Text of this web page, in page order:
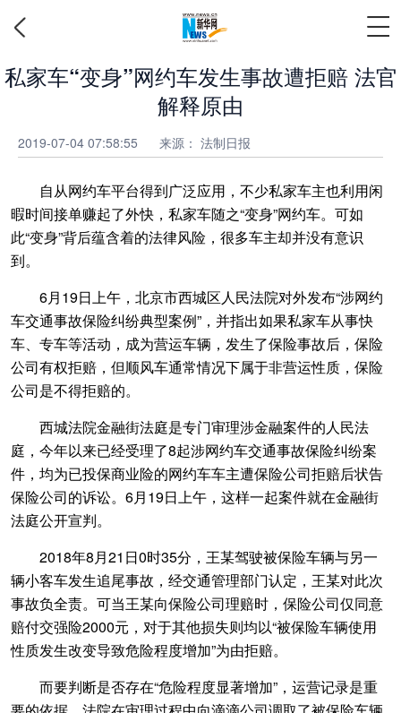
私家车“变身”网约车发生事故遭拒赔 法官
解释原由
2019-07-04 07:58:55 来源： 法制日报
自从网约车平台得到广泛应用，不少私家车主也利用闲
暇时间接单赚起了外快，私家车随之“变身”网约车。可如
此“变身”背后蕴含着的法律风险，很多车主却并没有意识
到。
6月19日上午，北京市西城区人民法院对外发布“涉网约
车交通事故保险纠纷典型案例”，并指出如果私家车从事快
车、专车等活动，成为营运车辆，发生了保险事故后，保险
公司有权拒赔，但顺风车通常情况下属于非营运性质，保险
公司是不得拒赔的。
西城法院金融街法庭是专门审理涉金融案件的人民法
庭，今年以来已经受理了8起涉网约车交通事故保险纠纷案
件，均为已投保商业险的网约车车主遭保险公司拒赔后状告
保险公司的诉讼。6月19日上午，这样一起案件就在金融街
法庭公开宣判。
2018年8月21日0时35分，王某驾驶被保险车辆与另一
辆小客车发生追尾事故，经交通管理部门认定，王某对此次
事故负全责。可当王某向保险公司理赔时，保险公司仅同意
赔付交强险2000元，对于其他损失则均以“被保险车辆使用
性质发生改变导致危险程度增加”为由拒赔。
而要判断是否存在“危险程度显著增加”，运营记录是重